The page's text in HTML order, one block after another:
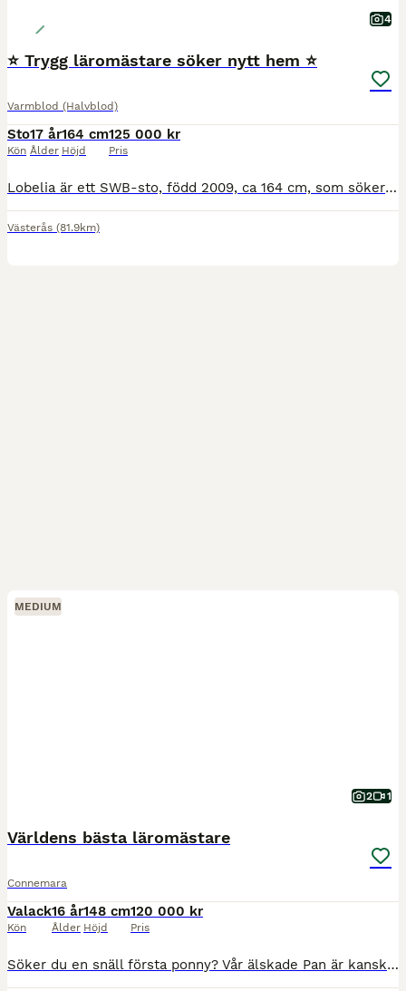
4
⭐️ Trygg läromästare söker nytt hem ⭐️
Varmblod (Halvblod)
Sto
Kön
17 år
Ålder
164 cm
Höjd
125 000 kr
Pris
Lobelia är ett SWB-sto, född 2009, ca 164 cm, som söker ett nytt hem då ryttaren vuxit ur henne och satsar vidare inom dressyren. Vi har haft Lobelia i tre år och hon har varit min dotters bästa vän
Västerås (81.9km)
MEDIUM
2 1
Världens bästa läromästare
Connemara
Valack
Kön
16 år
Ålder
148 cm
Höjd
120 000 kr
Pris
Söker du en snäll första ponny? Vår älskade Pan är kanske just det. Han är världens följsammaste D-ponny. Du får en häst som blir din bästa vän och följer dig i allt så som lasta sig själv, älska hovs